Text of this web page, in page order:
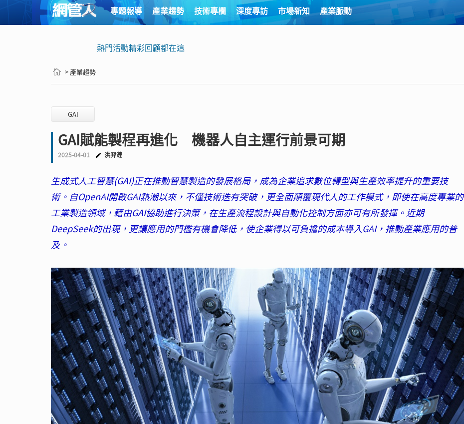
專題報導 產業趨勢 技術專欄 深度專訪 市場新知 產業脈動
熱門活動精彩回顧都在這
> 產業趨勢
GAI
GAI賦能製程再進化 機器人自主運行前景可期
2025-04-01 洪羿漣
生成式人工智慧(GAI)正在推動智慧製造的發展格局，成為企業追求數位轉型與生產效率提升的重要技
術。自OpenAI開啟GAI熱潮以來，不僅技術迭有突破，更全面顛覆現代人的工作模式，即使在高度專業的
工業製造領域，藉由GAI協助進行決策，在生產流程設計與自動化控制方面亦可有所發揮。近期
DeepSeek的出現，更讓應用的門檻有機會降低，使企業得以可負擔的成本導入GAI，推動產業應用的普
及。